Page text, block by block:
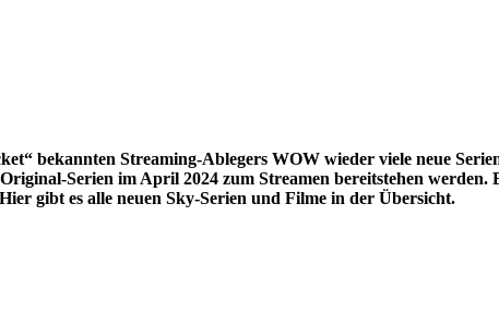
bekannten Streaming-Ablegers WOW wieder viele neue
Serien im April 2024 zum Streamen bereitstehen werden.
gibt es alle neuen Sky-Serien und Filme in der Übersicht.